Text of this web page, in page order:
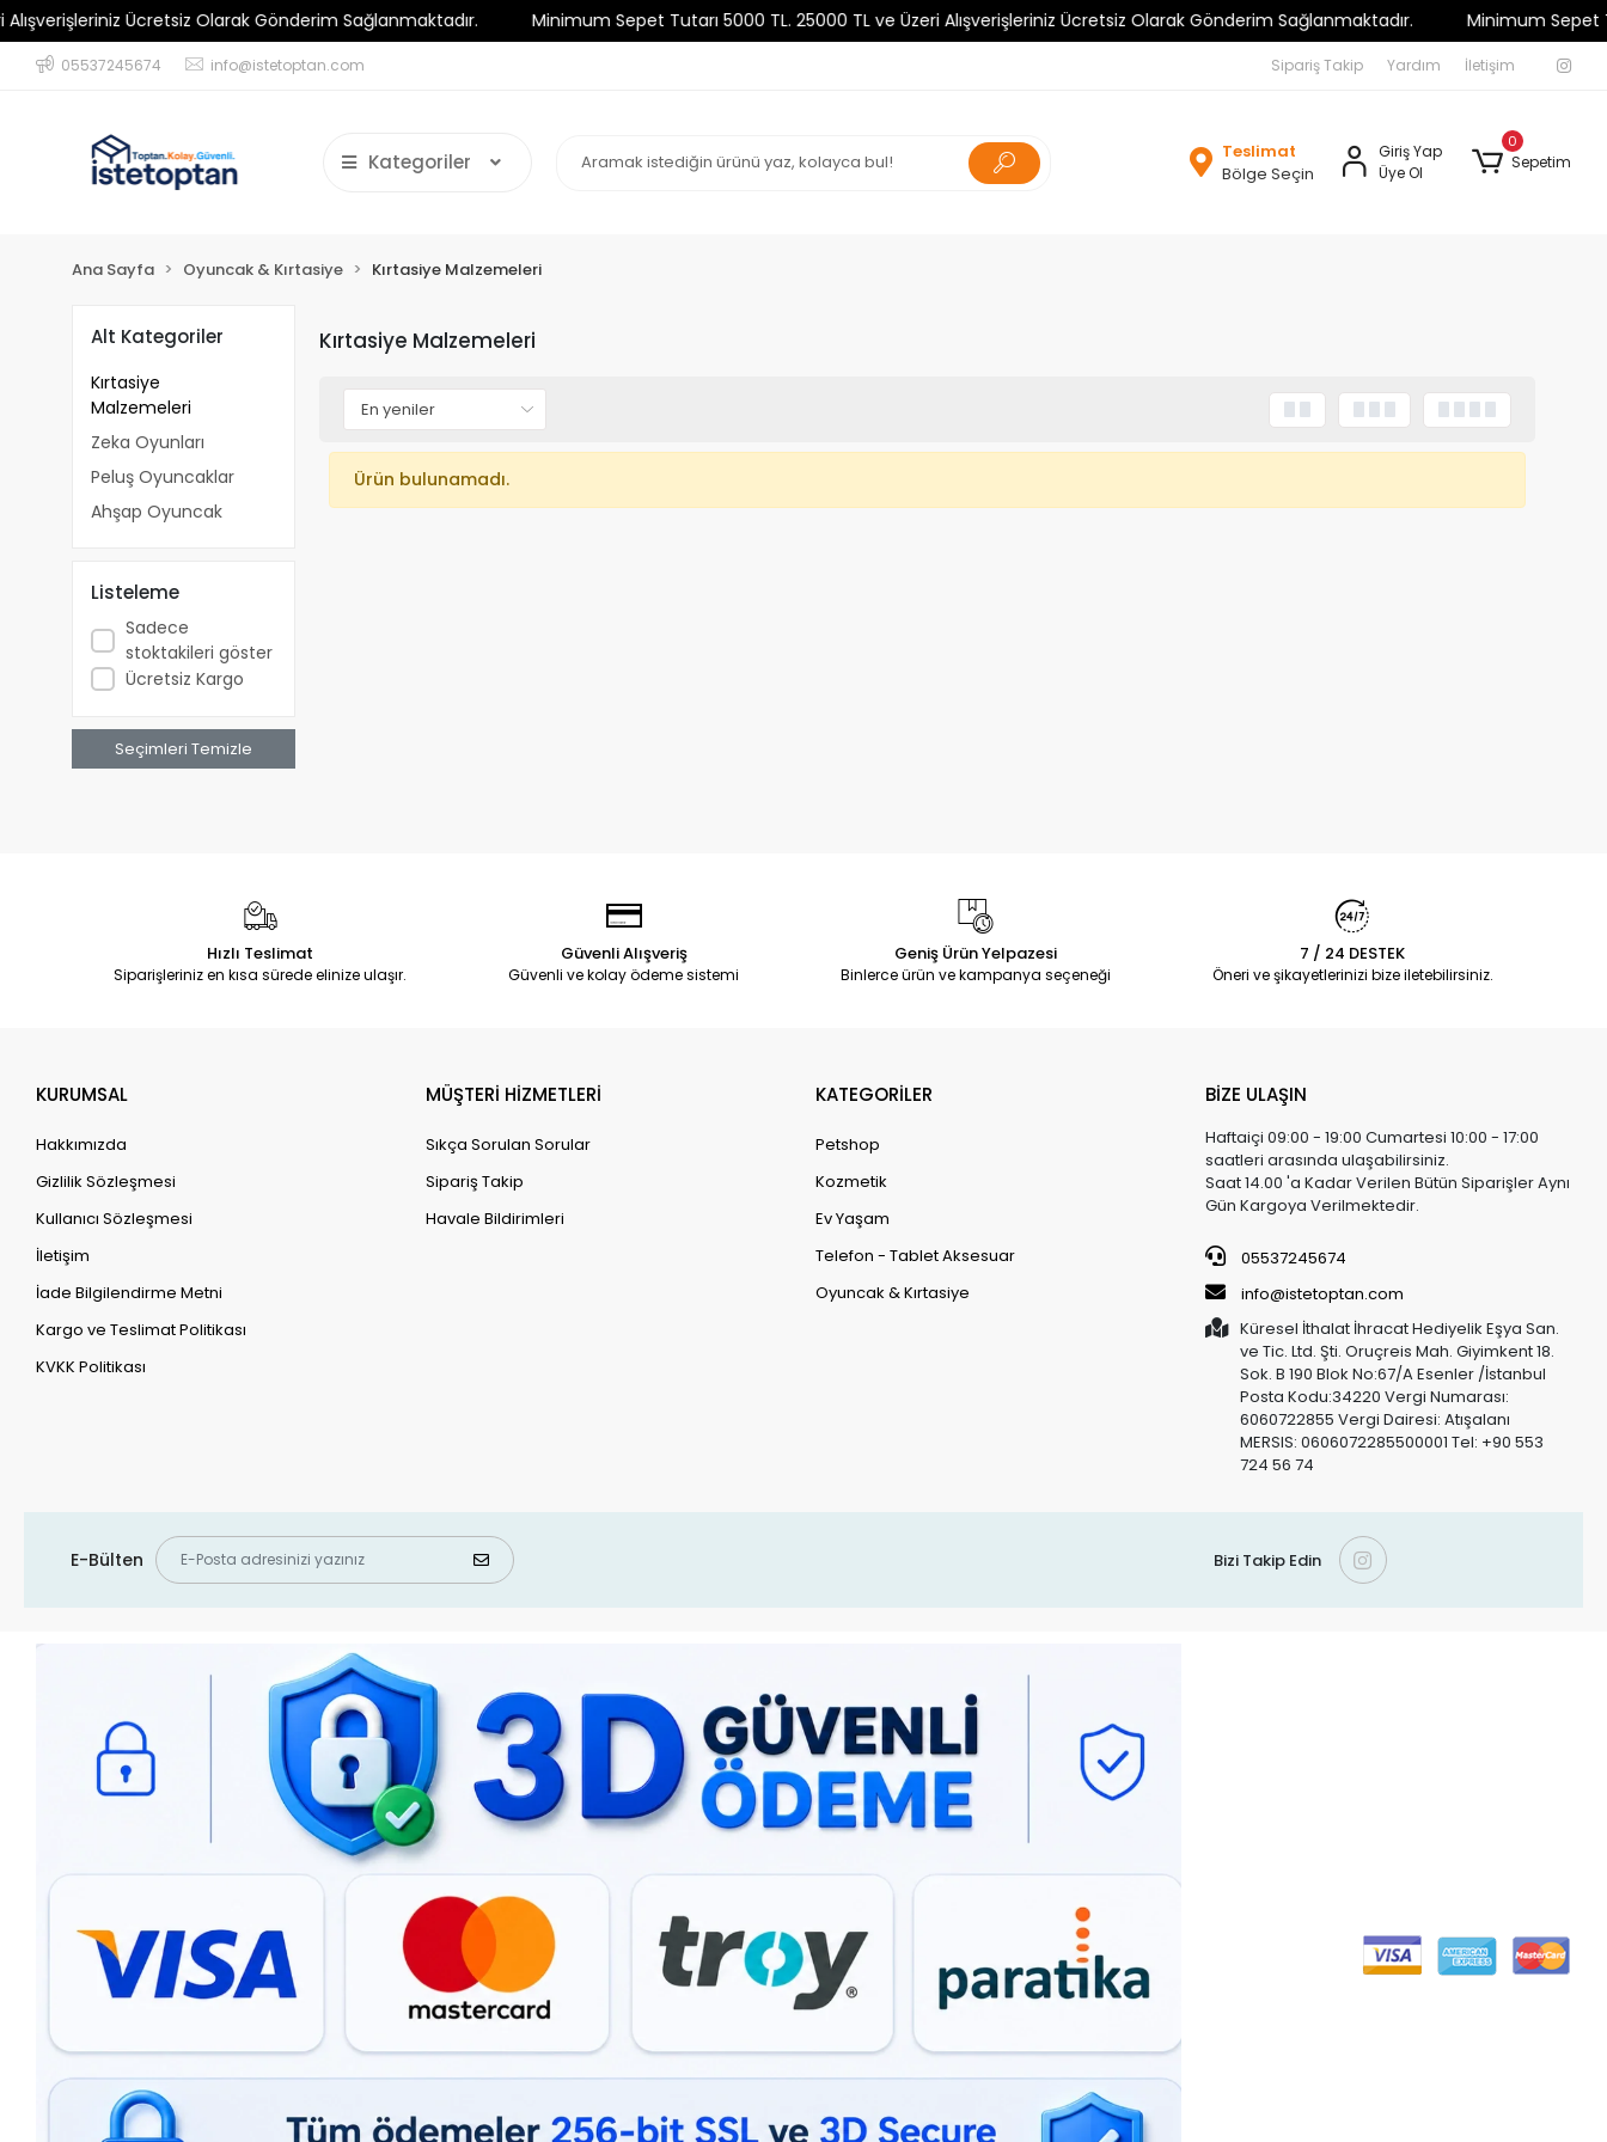
Ücretsiz Olarak Gönderim Sağlanmaktadır. Minimum Sepet Tutarı 5000 TL. 25000 TL ve Üzeri Alışverişleriniz Ücretsiz Olarak Gönderim Sağlanmaktadır. Minimum Sepet
05537245674 info@istetoptan.com Sipariş Takip Yardım İletişim
Kategoriler
Teslimat
Bölge Seçin
Giriş Yap
Üye Ol
0
Sepetim
Ana Sayfa Oyuncak & Kırtasiye Kırtasiye Malzemeleri
Alt Kategoriler
Kırtasiye
Malzemeleri
Zeka Oyunları
Peluş Oyuncaklar
Ahşap Oyuncak
Listeleme
Sadece
stoktakileri göster
Ücretsiz Kargo
Seçimleri Temizle
Kırtasiye Malzemeleri
Ürün bulunamadı.
Hızlı Teslimat
Siparişleriniz en kısa sürede elinize ulaşır.
Güvenli Alışveriş
Güvenli ve kolay ödeme sistemi
Geniş Ürün Yelpazesi
Binlerce ürün ve kampanya seçeneği
7 / 24 DESTEK
Öneri ve şikayetlerinizi bize iletebilirsiniz.
KURUMSAL
Hakkımızda
Gizlilik Sözleşmesi
Kullanıcı Sözleşmesi
İletişim
İade Bilgilendirme Metni
Kargo ve Teslimat Politikası
KVKK Politikası
MÜŞTERİ HİZMETLERİ
Sıkça Sorulan Sorular
Sipariş Takip
Havale Bildirimleri
KATEGORİLER
Petshop
Kozmetik
Ev Yaşam
Telefon - Tablet Aksesuar
Oyuncak & Kırtasiye
BİZE ULAŞIN
Haftaiçi 09:00 - 19:00 Cumartesi 10:00 - 17:00
saatleri arasında ulaşabilirsiniz.
Saat 14.00 'a Kadar Verilen Bütün Siparişler Aynı
Gün Kargoya Verilmektedir.
05537245674
info@istetoptan.com
Küresel İthalat İhracat Hediyelik Eşya San.
ve Tic. Ltd. Şti. Oruçreis Mah. Giyimkent 18.
Sok. B 190 Blok No:67/A Esenler /İstanbul
Posta Kodu:34220 Vergi Numarası:
6060722855 Vergi Dairesi: Atışalanı
MERSIS: 0606072285500001 Tel: +90 553
724 56 74
E-Bülten Bizi Takip Edin